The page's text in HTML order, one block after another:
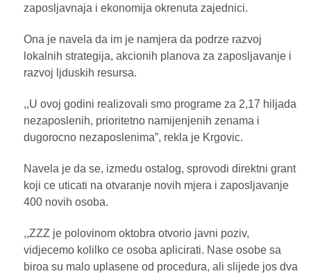
zaposljavnaja i ekonomija okrenuta zajednici.
Ona je navela da im je namjera da podrze razvoj
lokalnih strategija, akcionih planova za zaposljavanje i
razvoj ljduskih resursa.
,,U ovoj godini realizovali smo programe za 2,17 hiljada
nezaposlenih, prioritetno namijenjenih zenama i
dugorocno nezaposlenima”, rekla je Krgovic.
Navela je da se, izmedu ostalog, sprovodi direktni grant
koji ce uticati na otvaranje novih mjera i zaposljavanje
400 novih osoba.
,,ZZZ je polovinom oktobra otvorio javni poziv,
vidjecemo kolilko ce osoba aplicirati. Nase osobe sa
biroa su malo uplasene od procedura, ali slijede jos dva